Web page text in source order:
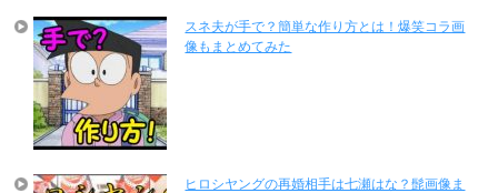
スネ夫が手で？簡単な作り方とは！爆笑コラ画
像もまとめてみた
ヒロシヤングの再婚相手は七瀬はな？髭画像ま